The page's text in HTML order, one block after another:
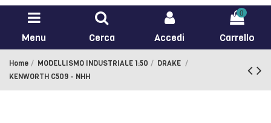
Menu Cerca Accedi
0
Carrello
Home MODELLISMO INDUSTRIALE 1:50
DRAKE
KENWORTH C509 - NHH